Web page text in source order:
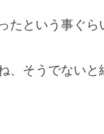
たという事ぐら
、そうでないと